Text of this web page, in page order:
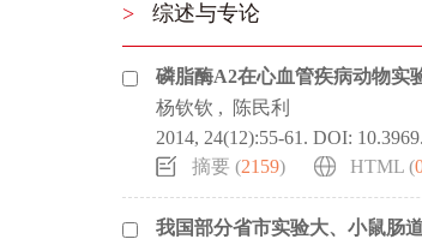
> 综述与专论
磷脂酶A2在心血管疾病动物实
杨钦钦 ,
陈民利
2014, 24(12):55-61. DOI:
摘要 (2159) HTML (
我国部分省市实验大、小鼠肠